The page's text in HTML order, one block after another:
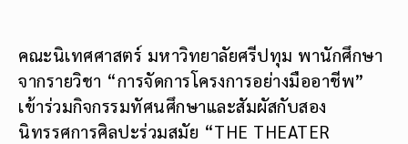
คณะนิเทศศาสตร์ มหาวิทยาลัยศรีปทุม พานักศึกษา
จากรายวิชา “การจัดการโครงการอย่างมืออาชีพ”
เข้าร่วมกิจกรรมทัศนศึกษาและสัมผัสกับสอง
นิทรรศการศิลปะร่วมสมัย “THE THEATER